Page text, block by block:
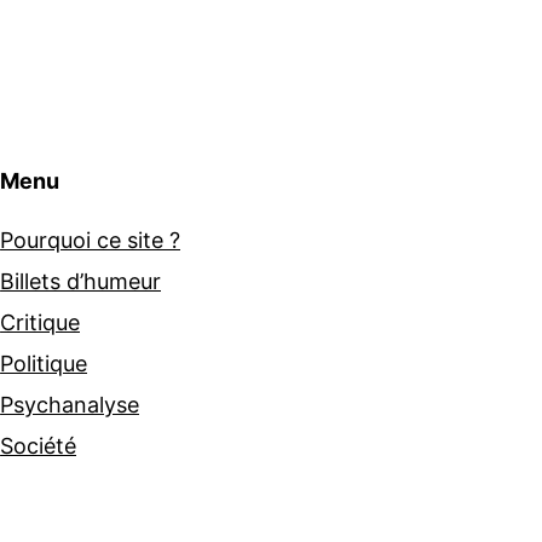
Menu
Pourquoi ce site ?
Billets d’humeur
Critique
Politique
Psychanalyse
Société